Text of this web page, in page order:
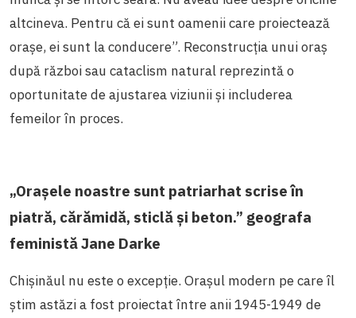
altcineva. Pentru că ei sunt oamenii care proiectează
orașe, ei sunt la conducere”. Reconstrucția unui oraș
după război sau cataclism natural reprezintă o
oportunitate de ajustarea viziunii și includerea
femeilor în proces.
„Orașele noastre sunt patriarhat scrise în
piatră, cărămidă, sticlă și beton.” geografa
feministă Jane Darke
Chișinăul nu este o excepție. Oraşul modern pe care îl
ştim astăzi a fost proiectat între anii 1945-1949 de